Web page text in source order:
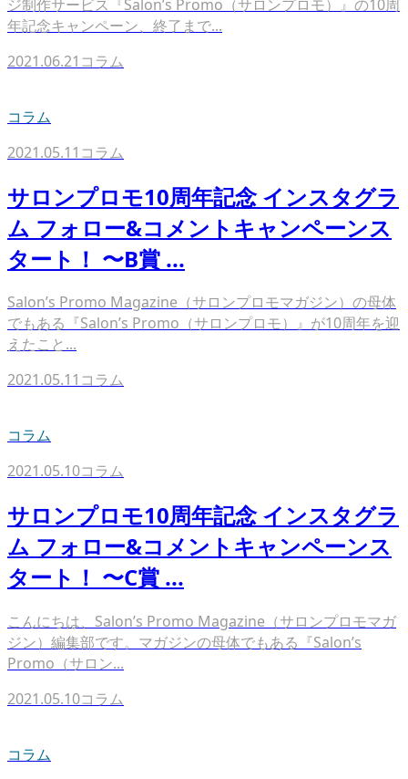
ジ制作サービス『Salon’s Promo（サロンプロモ）』の10周
年記念キャンペーン、終了まで...
2021.06.21 コラム
コラム
2021.05.11 コラム
サロンプロモ10周年記念 インスタグラ
ム フォロー&コメントキャンペーンス
タート！ 〜B賞 ...
Salon’s Promo Magazine（サロンプロモマガジン）の母体
でもある『Salon’s Promo（サロンプロモ）』が10周年を迎
えたこと...
2021.05.11 コラム
コラム
2021.05.10コラム
サロンプロモ10周年記念 インスタグラ
ム フォロー&コメントキャンペーンス
タート！ 〜C賞 ...
こんにちは、Salon’s Promo Magazine（サロンプロモマガ
ジン）編集部です。マガジンの母体でもある『Salon’s
Promo（サロン...
2021.05.10コラム
コラム